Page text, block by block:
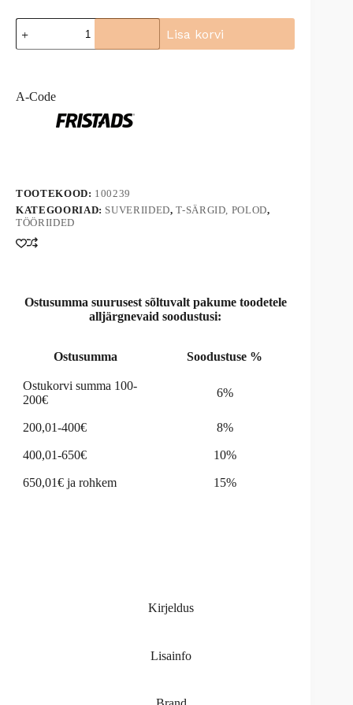
A-
Code
T-
100239
kogus
Lisa korvi
e
e
:
A-Code
TOOTEKOOD: 100239
KATEGOORIAD: SUVERIIDED,T-SÄRGID, POLOD,
TÖÖRIIDED
Ostusumma suurusest sõltuvalt pakume toodetele
alljärgnevaid soodustusi:
Ostusumma Soodustuse %
Ostukorvi summa 100-
200€
6%
200,01-400€ 8%
400,01-650€ 10%
650,01€ ja rohkem 15%
Kirjeldus
Lisainfo